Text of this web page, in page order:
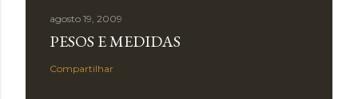
agosto 19, 2009
PESOS E MEDIDAS
Compartilhar